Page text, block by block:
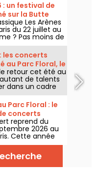
: un festival de
sur la Butte
Les Arènes
du 22 juillet au
? Pas moins de
des Arènes de
pour écouter
les concerts
au Parc Floral, le
retour cet été au
de talents
dans un cadre
des concerts
au 6
Parc Floral : le
concerts
reprend du
2026 au
Cette année
invite les
à prendre du
auprès